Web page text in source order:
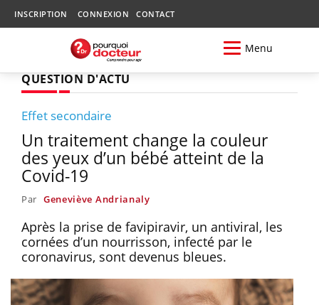
INSCRIPTION CONNEXION CONTACT
Menu
QUESTION D'ACTU
Effet secondaire
Un traitement change la couleur
des yeux d’un bébé atteint de la
Covid-19
Par Geneviève Andrianaly
Après la prise de favipiravir, un antiviral, les
cornées d’un nourrisson, infecté par le
coronavirus, sont devenus bleues.